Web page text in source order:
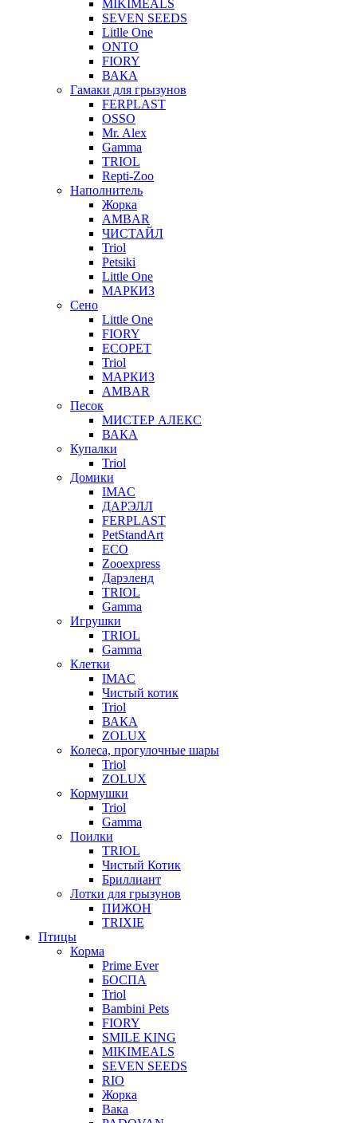
MIKIMEALS
SEVEN SEEDS
Litlle One
ONTO
FIORY
ВАКА
Гамаки для грызунов
FERPLAST
OSSO
Mr. Alex
Gamma
TRIOL
Repti-Zoo
Наполнитель
Жорка
AMBAR
ЧИСТАЙЛ
Triol
Petsiki
Little One
МАРКИЗ
Сено
Little One
FIORY
ECOPET
Triol
МАРКИЗ
AMBAR
Песок
МИСТЕР АЛЕКС
ВАКА
Купалки
Triol
Домики
IMAC
ДАРЭЛЛ
FERPLAST
PetStandArt
ECO
Zooexpress
Дарэленд
TRIOL
Gamma
Игрушки
TRIOL
Gamma
Клетки
IMAC
Чистый котик
Triol
ВАКА
ZOLUX
Колеса, прогулочные шары
Triol
ZOLUX
Кормушки
Triol
Gamma
Поилки
TRIOL
Чистый Котик
Бриллиант
Лотки для грызунов
ПИЖОН
TRIXIE
Птицы
Корма
Prime Ever
БОСПА
Triol
Bambini Pets
FIORY
SMILE KING
MIKIMEALS
SEVEN SEEDS
RIO
Жорка
Вака